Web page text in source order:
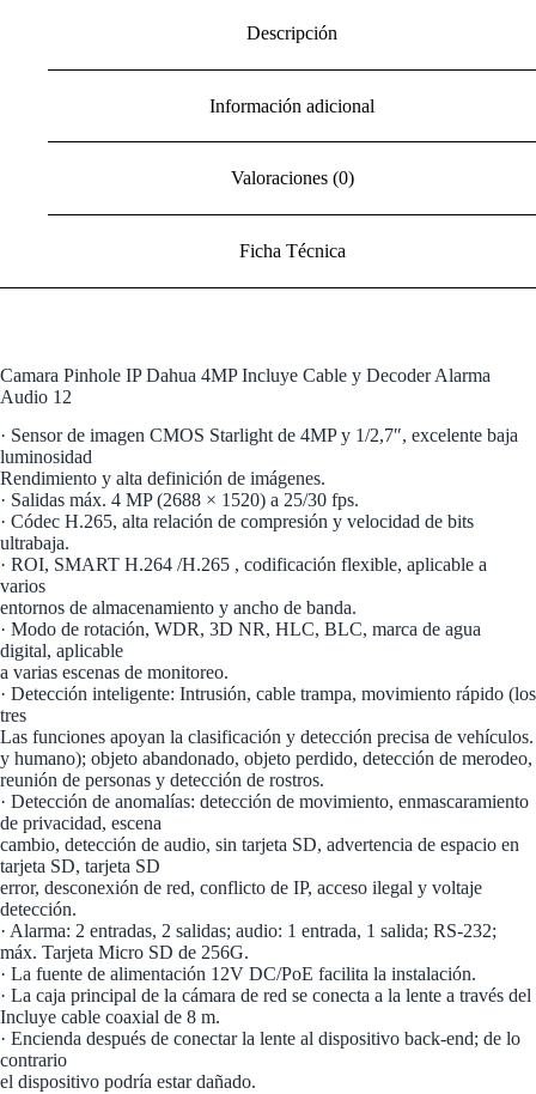
Descripción
Información adicional
Valoraciones (0)
Ficha Técnica
Camara Pinhole IP Dahua 4MP Incluye Cable y Decoder Alarma
Audio 12
· Sensor de imagen CMOS Starlight de 4MP y 1/2,7″, excelente baja
luminosidad
Rendimiento y alta definición de imágenes.
· Salidas máx. 4 MP (2688 × 1520) a 25/30 fps.
· Códec H.265, alta relación de compresión y velocidad de bits
ultrabaja.
· ROI, SMART H.264 /H.265 , codificación flexible, aplicable a
varios
entornos de almacenamiento y ancho de banda.
· Modo de rotación, WDR, 3D NR, HLC, BLC, marca de agua
digital, aplicable
a varias escenas de monitoreo.
· Detección inteligente: Intrusión, cable trampa, movimiento rápido (los
tres
Las funciones apoyan la clasificación y detección precisa de vehículos.
y humano); objeto abandonado, objeto perdido, detección de merodeo,
reunión de personas y detección de rostros.
· Detección de anomalías: detección de movimiento, enmascaramiento
de privacidad, escena
cambio, detección de audio, sin tarjeta SD, advertencia de espacio en
tarjeta SD, tarjeta SD
error, desconexión de red, conflicto de IP, acceso ilegal y voltaje
detección.
· Alarma: 2 entradas, 2 salidas; audio: 1 entrada, 1 salida; RS-232;
máx. Tarjeta Micro SD de 256G.
· La fuente de alimentación 12V DC/PoE facilita la instalación.
· La caja principal de la cámara de red se conecta a la lente a través del
Incluye cable coaxial de 8 m.
· Encienda después de conectar la lente al dispositivo back-end; de lo
contrario
el dispositivo podría estar dañado.